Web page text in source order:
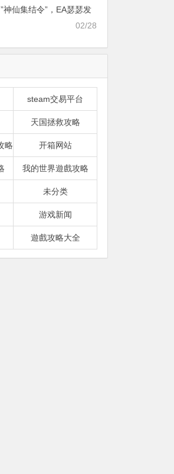
神仙集结令”，EA瑟瑟发
02/28
steam交易平台
天国拯救攻略
略 开箱网站
我的世界遊戲攻略
未分类
游戏新闻
遊戲攻略大全